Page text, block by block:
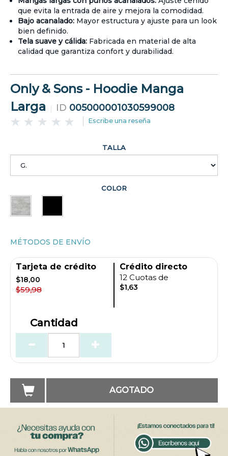
que evita la entrada de aire y mejora la comodidad.
Bajo acanalado: Mayor estructura y ajuste para un look
bien definido.
Tela suave y cálida: Fabricada en material de alta
calidad que garantiza confort y durabilidad.
Only & Sons - Hoodie Manga
Larga
ID 005000001030599008
Escribe una reseña
TALLA
COLOR
MÉTODOS DE ENVÍO
Tarjeta de crédito
$18,00
$59,98
Crédito directo
12 Cuotas de
$1,63
Cantidad
AGOTADO